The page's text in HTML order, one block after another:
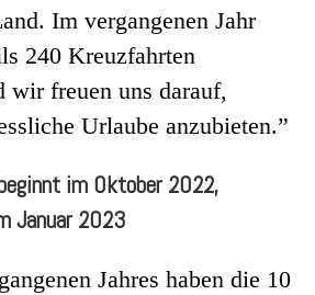
Im vergangenen Jahr
240 Kreuzfahrten
wir freuen uns darauf,
Urlaube anzubieten.”
im Oktober 2022,
Januar 2023
Jahres haben die 10